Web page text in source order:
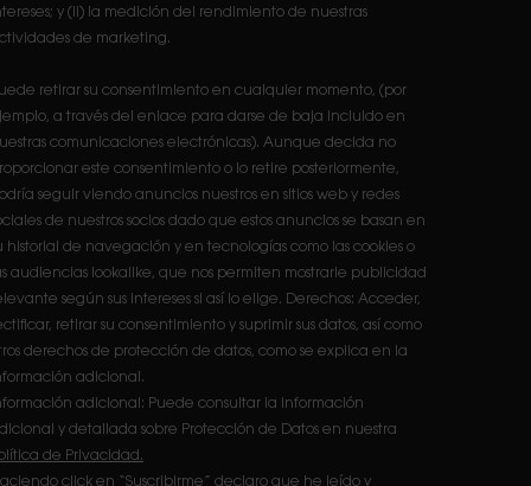
y (ii) la medición del rendimiento de nuestras
de marketing.
retirar su consentimiento en cualquier momento, (por
a través del enlace para darse de baja incluido en
comunicaciones electrónicas). Aunque decida no
este consentimiento o lo retire posteriormente,
seguir viendo anuncios nuestros en sitios web y redes
de nuestros socios dado que estos anuncios se basan en
historial de navegación y en tecnologías como las cookies o
audiencias lookalike, que nos permiten mostrarle publicidad
según sus intereses si así lo elige. Derechos: Acceder,
retirar su consentimiento y suprimir sus datos, así como
derechos de protección de datos, como se explica en la
adicional.
adicional: Puede consultar la información
y detallada sobre Protección de Datos en nuestra
de Privacidad.
click en “Suscribirme” declaro que he leído y